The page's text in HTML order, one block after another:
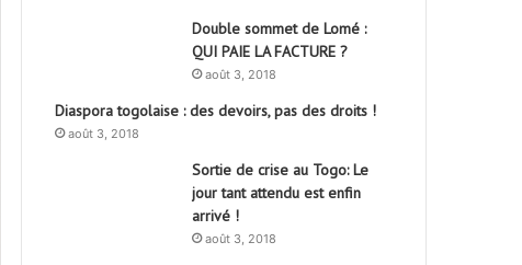
Double sommet de Lomé :
QUI PAIE LA FACTURE ?
août 3, 2018
Diaspora togolaise : des devoirs, pas des droits !
août 3, 2018
Sortie de crise au Togo: Le
jour tant attendu est enfin
arrivé !
août 3, 2018